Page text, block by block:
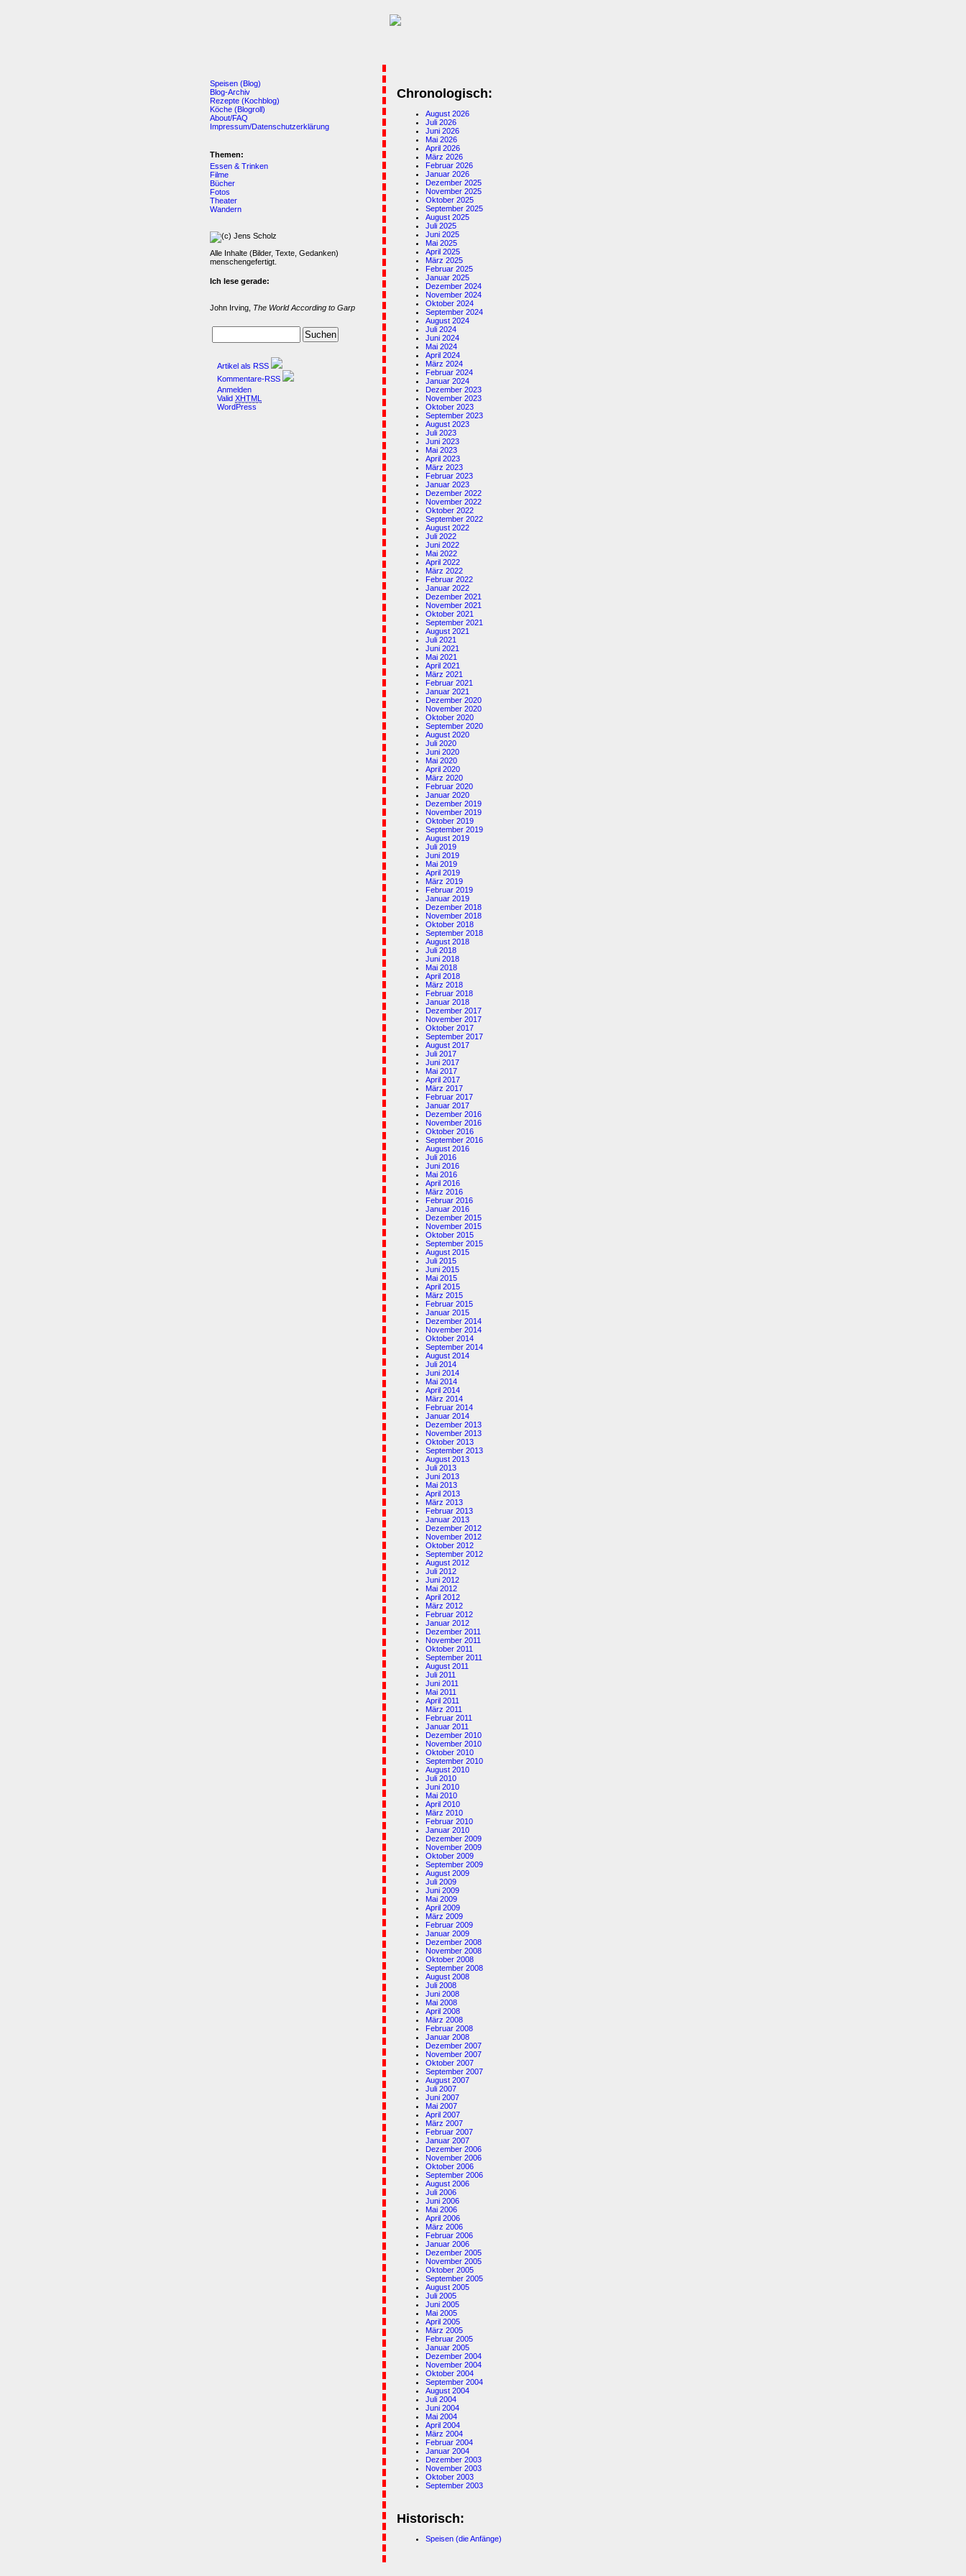
Chronologisch:
August 2026
Juli 2026
Juni 2026
Mai 2026
April 2026
März 2026
Februar 2026
Januar 2026
Dezember 2025
November 2025
Oktober 2025
September 2025
August 2025
Juli 2025
Juni 2025
Mai 2025
April 2025
März 2025
Februar 2025
Januar 2025
Dezember 2024
November 2024
Oktober 2024
September 2024
August 2024
Juli 2024
Juni 2024
Mai 2024
April 2024
März 2024
Februar 2024
Januar 2024
Dezember 2023
November 2023
Oktober 2023
September 2023
August 2023
Juli 2023
Juni 2023
Mai 2023
April 2023
März 2023
Februar 2023
Januar 2023
Dezember 2022
November 2022
Oktober 2022
September 2022
August 2022
Juli 2022
Juni 2022
Mai 2022
April 2022
März 2022
Februar 2022
Januar 2022
Dezember 2021
November 2021
Oktober 2021
September 2021
August 2021
Juli 2021
Juni 2021
Mai 2021
April 2021
März 2021
Februar 2021
Januar 2021
Dezember 2020
November 2020
Oktober 2020
September 2020
August 2020
Juli 2020
Juni 2020
Mai 2020
April 2020
März 2020
Februar 2020
Januar 2020
Dezember 2019
November 2019
Oktober 2019
September 2019
August 2019
Juli 2019
Juni 2019
Mai 2019
April 2019
März 2019
Februar 2019
Januar 2019
Dezember 2018
November 2018
Oktober 2018
September 2018
August 2018
Juli 2018
Juni 2018
Mai 2018
April 2018
März 2018
Februar 2018
Januar 2018
Dezember 2017
November 2017
Oktober 2017
September 2017
August 2017
Juli 2017
Juni 2017
Mai 2017
April 2017
März 2017
Februar 2017
Januar 2017
Dezember 2016
November 2016
Oktober 2016
September 2016
August 2016
Juli 2016
Juni 2016
Mai 2016
April 2016
März 2016
Februar 2016
Januar 2016
Dezember 2015
November 2015
Oktober 2015
September 2015
August 2015
Juli 2015
Juni 2015
Mai 2015
April 2015
März 2015
Februar 2015
Januar 2015
Dezember 2014
November 2014
Oktober 2014
September 2014
August 2014
Juli 2014
Juni 2014
Mai 2014
April 2014
März 2014
Februar 2014
Januar 2014
Dezember 2013
November 2013
Oktober 2013
September 2013
August 2013
Juli 2013
Juni 2013
Mai 2013
April 2013
März 2013
Februar 2013
Januar 2013
Dezember 2012
November 2012
Oktober 2012
September 2012
August 2012
Juli 2012
Juni 2012
Mai 2012
April 2012
März 2012
Februar 2012
Januar 2012
Dezember 2011
November 2011
Oktober 2011
September 2011
August 2011
Juli 2011
Juni 2011
Mai 2011
April 2011
März 2011
Februar 2011
Januar 2011
Dezember 2010
November 2010
Oktober 2010
September 2010
August 2010
Juli 2010
Juni 2010
Mai 2010
April 2010
März 2010
Februar 2010
Januar 2010
Dezember 2009
November 2009
Oktober 2009
September 2009
August 2009
Juli 2009
Juni 2009
Mai 2009
April 2009
März 2009
Februar 2009
Januar 2009
Dezember 2008
November 2008
Oktober 2008
September 2008
August 2008
Juli 2008
Juni 2008
Mai 2008
April 2008
März 2008
Februar 2008
Januar 2008
Dezember 2007
November 2007
Oktober 2007
September 2007
August 2007
Juli 2007
Juni 2007
Mai 2007
April 2007
März 2007
Februar 2007
Januar 2007
Dezember 2006
November 2006
Oktober 2006
September 2006
August 2006
Juli 2006
Juni 2006
Mai 2006
April 2006
März 2006
Februar 2006
Januar 2006
Dezember 2005
November 2005
Oktober 2005
September 2005
August 2005
Juli 2005
Juni 2005
Mai 2005
April 2005
März 2005
Februar 2005
Januar 2005
Dezember 2004
November 2004
Oktober 2004
September 2004
August 2004
Juli 2004
Juni 2004
Mai 2004
April 2004
März 2004
Februar 2004
Januar 2004
Dezember 2003
November 2003
Oktober 2003
September 2003
Historisch:
Speisen (die Anfänge)
Speisen (Blog)
Blog-Archiv
Rezepte (Kochblog)
Köche (Blogroll)
About/FAQ
Impressum/Datenschutzerklärung
Themen:
Essen & Trinken
Filme
Bücher
Fotos
Theater
Wandern
Alle Inhalte (Bilder, Texte, Gedanken)
menschengefertigt.
Ich lese gerade:
John Irving, The World According to Garp
Artikel als RSS
Kommentare-RSS
Anmelden
Valid XHTML
WordPress